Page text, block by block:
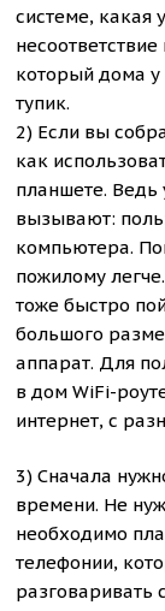
системе, какая
который дома у
тупик.
2) Если вы
как
планшете. Ведь
вызывают:
компьютера.
пожилому
тоже быстро
большого
аппарат. Для
в дом WiFi-
интернет, с
3) Сначала
времени. Не
необходимо
телефонии,
разговаривать